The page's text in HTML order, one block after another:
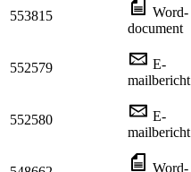
553815
Word-
document
552579
E-
mailbericht
552580
E-
mailbericht
Word-